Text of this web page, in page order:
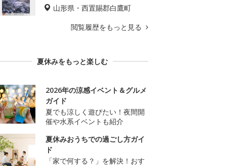
山形県・西置賜郡白鷹町
閲覧履歴をもっと見る
夏休みをもっと楽しむ
2026年の涼感イベント＆グルメ
ガイド
夏でも涼しく遊びたい！夜間開
催や水系イベントも紹介
夏休みおうちでの過ごし方ガイ
ド
「家で何する？」を解決！おす